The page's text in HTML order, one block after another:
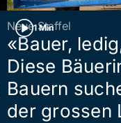
1 Min
Neue Staffel
«Bauer,
Diese
Bauern
der grossen